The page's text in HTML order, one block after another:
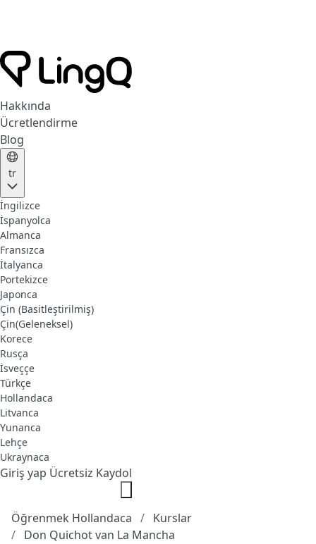
Hakkında
Ücretlendirme
Blog
tr
İngilizce
İspanyolca
Almanca
Fransızca
İtalyanca
Portekizce
Japonca
Çin (Basitleştirilmiş)
Çin(Geleneksel)
Korece
Rusça
İsveççe
Türkçe
Hollandaca
Litvanca
Yunanca
Lehçe
Ukraynaca
Giriş yap Ücretsiz Kaydol
Öğrenmek Hollandaca
Kurslar
Don Quichot van La Mancha